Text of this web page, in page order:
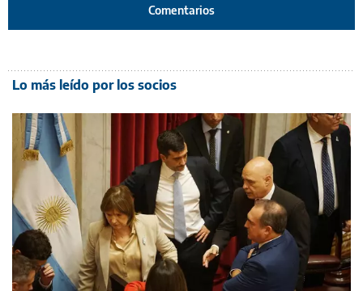
Comentarios
Lo más leído por los socios